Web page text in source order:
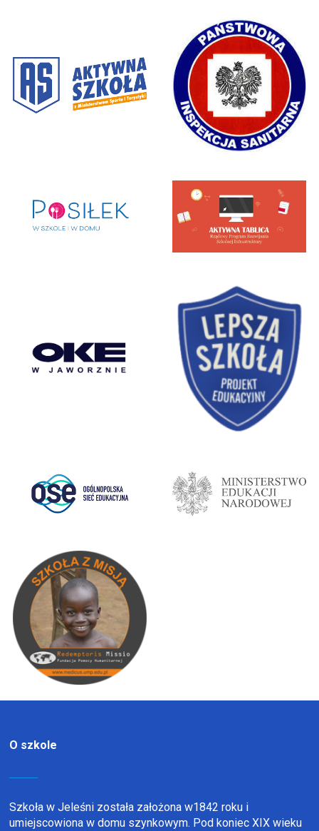
O szkole
Szkoła w Jeleśni została założona w1842 roku i
umiejscowiona w domu szynkowym. Pod koniec XIX wieku